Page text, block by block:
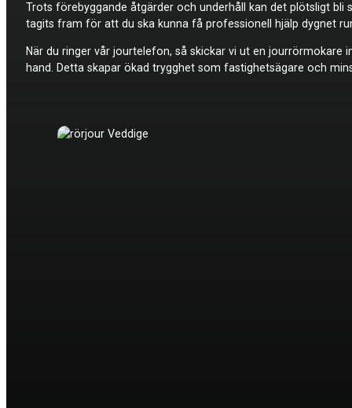
Trots förebyggande åtgärder och underhåll kan det plötsligt bli
tagits fram för att du ska kunna få professionell hjälp dygnet
När du ringer vår jourtelefon, så skickar vi ut en
hand. Detta skapar ökad trygghet som fastighetsägare och